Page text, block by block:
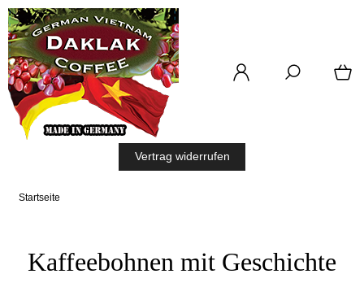
Vertrag widerrufen
Startseite
Kaffeebohnen mit Geschichte